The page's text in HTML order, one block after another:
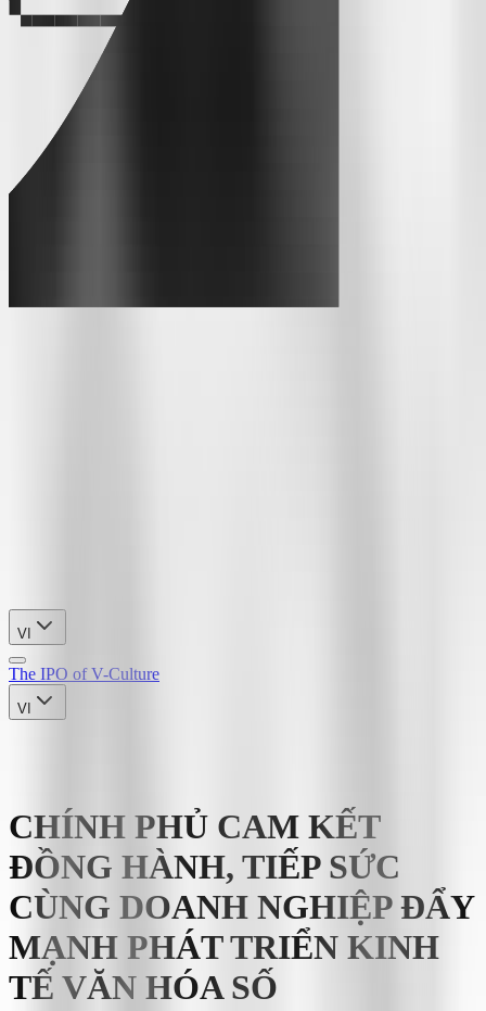
VI
The IPO of V-Culture
VI
CHÍNH PHỦ CAM KẾT
ĐỒNG HÀNH, TIẾP SỨC
CÙNG DOANH NGHIỆP ĐẨY
MẠNH PHÁT TRIỂN KINH
TẾ VĂN HÓA SỐ